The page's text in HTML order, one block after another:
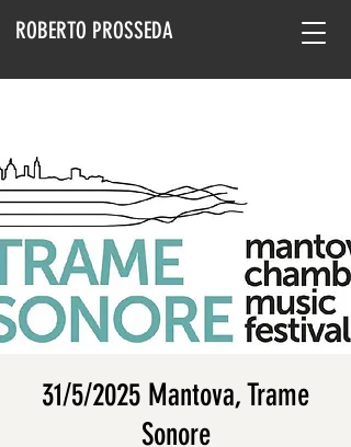
ROBERTO PROSSEDA
31/5/2025 Mantova, Trame
Sonore